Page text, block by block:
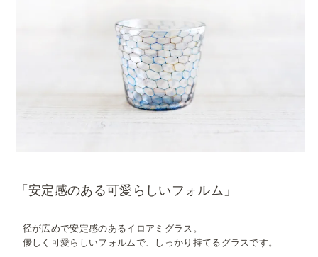
「安定感のある可愛らしいフォルム」
径が広めで安定感のあるイロアミグラス。
優しく可愛らしいフォルムで、しっかり持てるグラスです。